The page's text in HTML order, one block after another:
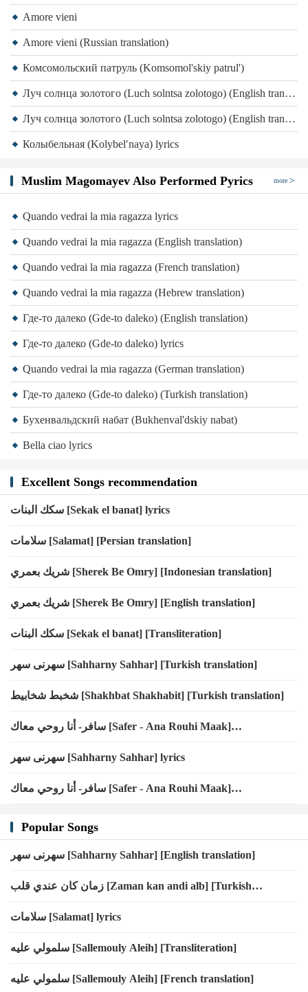
Amore vieni
Amore vieni (Russian translation)
Комсомольский патруль (Komsomol'skiy patrul')
Луч солнца золотого (Luch solntsa zolotogo) (English translation)
Луч солнца золотого (Luch solntsa zolotogo) (English translation)
Колыбельная (Kolybelʹnaya) lyrics
Muslim Magomayev Also Performed Pyrics more
Quando vedrai la mia ragazza lyrics
Quando vedrai la mia ragazza (English translation)
Quando vedrai la mia ragazza (French translation)
Quando vedrai la mia ragazza (Hebrew translation)
Где-то далеко (Gde-to daleko) (English translation)
Где-то далеко (Gde-to daleko) lyrics
Quando vedrai la mia ragazza (German translation)
Где-то далеко (Gde-to daleko) (Turkish translation)
Бухенвальдский набат (Bukhenval'dskiy nabat)
Bella ciao lyrics
Excellent Songs recommendation
سكك البنات [Sekak el banat] lyrics
سلامات [Salamat] [Persian translation]
شريك بعمري [Sherek Be Omry] [Indonesian translation]
شريك بعمري [Sherek Be Omry] [English translation]
سكك البنات [Sekak el banat] [Transliteration]
سهرنى سهر [Sahharny Sahhar] [Turkish translation]
شخبط شخابيط [Shakhbat Shakhabit] [Turkish translation]
سافر- أنا روحي معاك [Safer - Ana Rouhi Maak]
سهرنى سهر [Sahharny Sahhar] lyrics
سافر- أنا روحي معاك [Safer - Ana Rouhi Maak]
Popular Songs
سهرنى سهر [Sahharny Sahhar] [English translation]
زمان كان عندي قلب [Zaman kan andi alb] [Turkish
سلامات [Salamat] lyrics
سلمولي عليه [Sallemouly Aleih] [Transliteration]
سلمولي عليه [Sallemouly Aleih] [French translation]